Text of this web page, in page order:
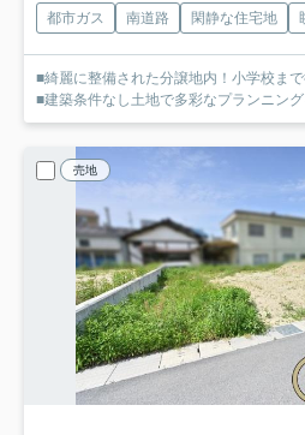
都市ガス 南道路 閑静な住宅地
■綺麗に整備された分譲地内！小学校まで
■建築条件なし土地で多彩なプランニン
売地